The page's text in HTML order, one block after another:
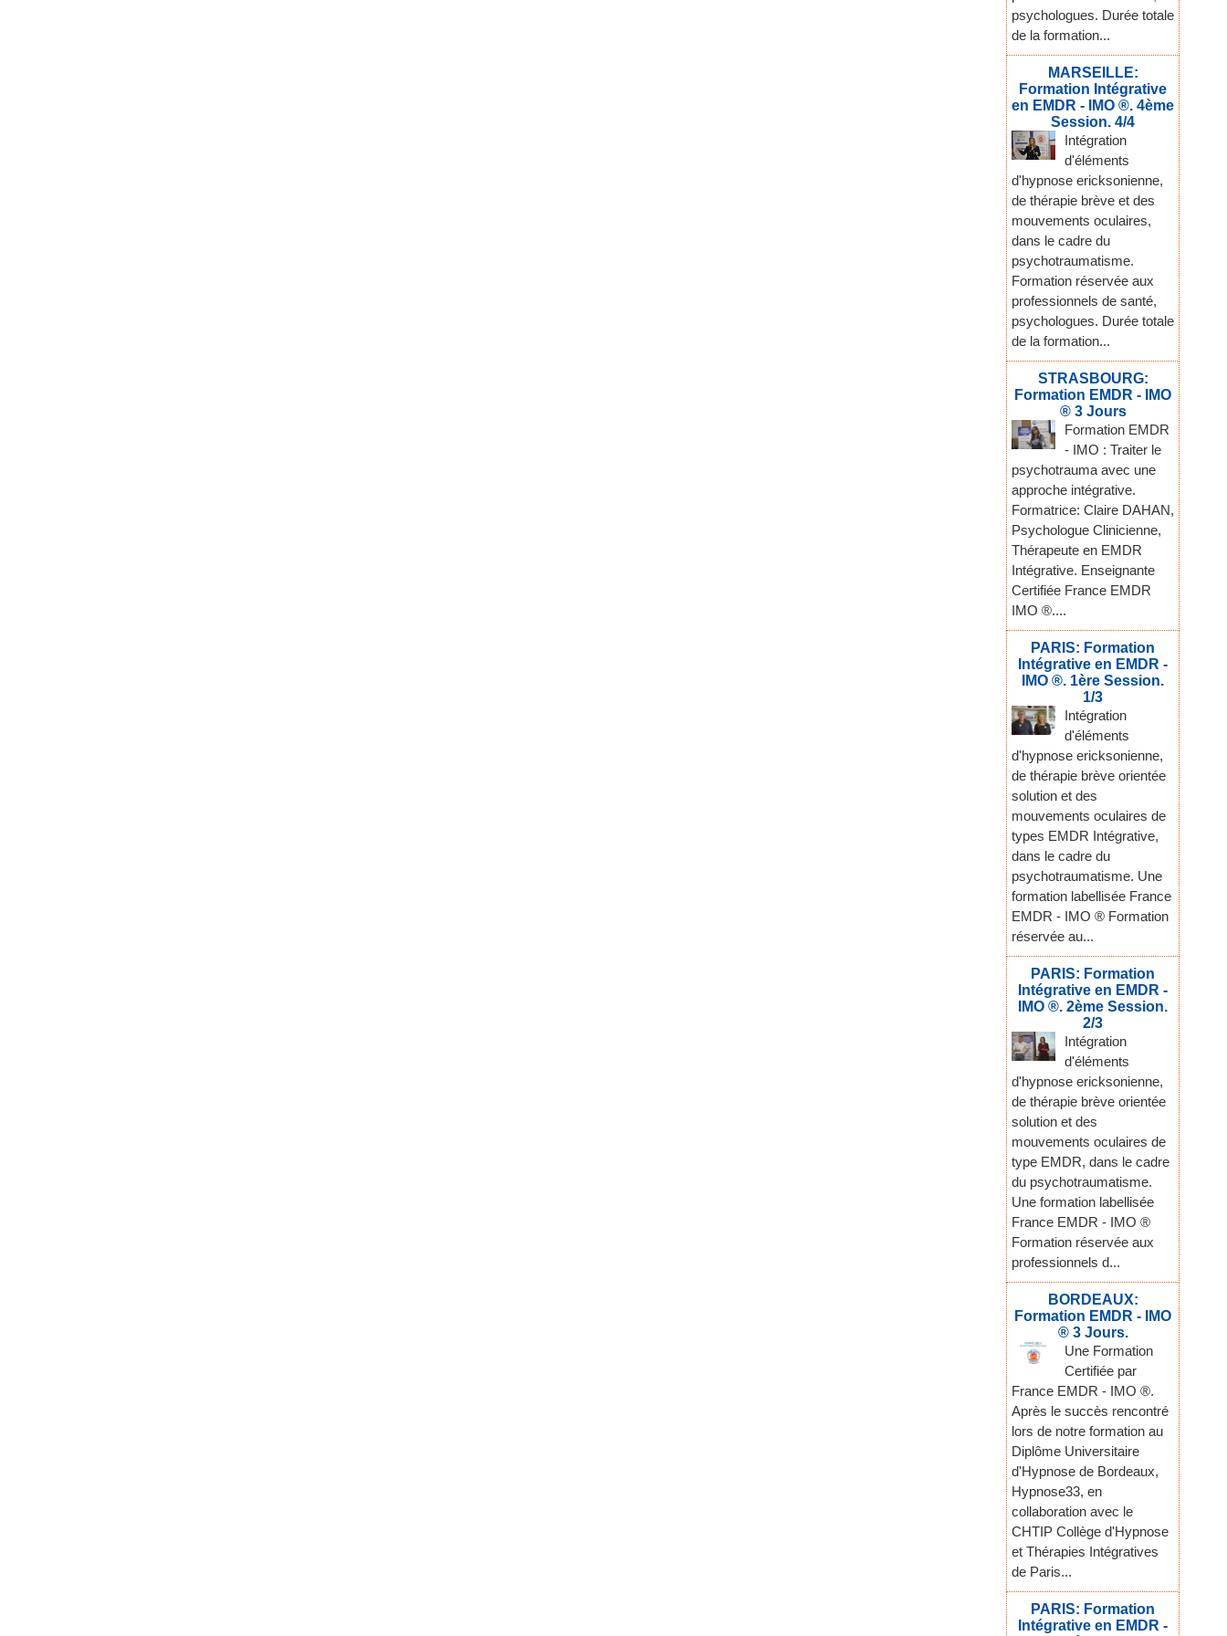
psychologues. Durée totale
de la formation...
MARSEILLE:
Formation Intégrative
en EMDR - IMO ®. 4ème
Session. 4/4
Intégration
d'éléments
d'hypnose ericksonienne,
de thérapie brève et des
mouvements oculaires,
dans le cadre du
psychotraumatisme.
Formation réservée aux
professionnels de santé,
psychologues. Durée totale
de la formation...
STRASBOURG:
Formation EMDR - IMO
® 3 Jours
Formation EMDR
- IMO : Traiter le
psychotrauma avec une
approche intégrative.
Formatrice: Claire DAHAN,
Psychologue Clinicienne,
Thérapeute en EMDR
Intégrative. Enseignante
Certifiée France EMDR
IMO ®....
PARIS: Formation
Intégrative en EMDR -
IMO ®. 1ère Session.
1/3
Intégration
d'éléments
d'hypnose ericksonienne,
de thérapie brève orientée
solution et des
mouvements oculaires de
types EMDR Intégrative,
dans le cadre du
psychotraumatisme. Une
formation labellisée France
EMDR - IMO ® Formation
réservée au...
PARIS: Formation
Intégrative en EMDR -
IMO ®. 2ème Session.
2/3
Intégration
d'éléments
d'hypnose ericksonienne,
de thérapie brève orientée
solution et des
mouvements oculaires de
type EMDR, dans le cadre
du psychotraumatisme.
Une formation labellisée
France EMDR - IMO ®
Formation réservée aux
professionnels d...
BORDEAUX:
Formation EMDR - IMO
® 3 Jours.
Une Formation
Certifiée par
France EMDR - IMO ®.
Après le succès rencontré
lors de notre formation au
Diplôme Universitaire
d'Hypnose de Bordeaux,
Hypnose33, en
collaboration avec le
CHTIP Collège d'Hypnose
et Thérapies Intégratives
de Paris...
PARIS: Formation
Intégrative en EMDR -